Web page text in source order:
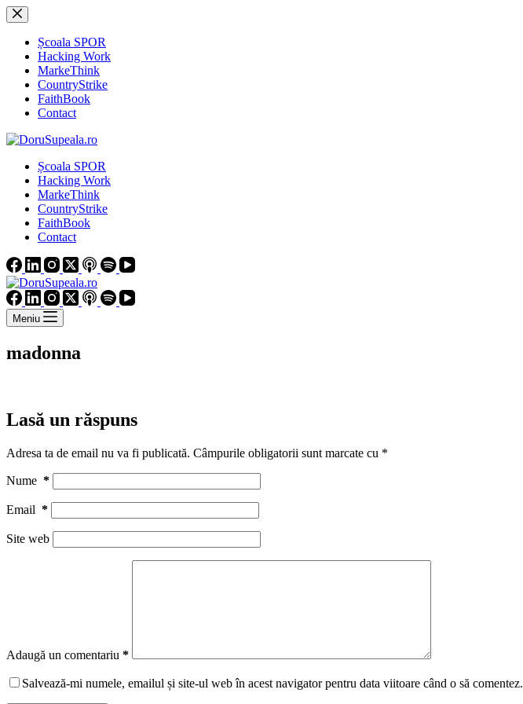
Sari
la
conținutȘcoala SPOR
Hacking Work
MarkeThink
CountryStrike
FaithBook
Contact
Școala SPOR
Hacking Work
MarkeThink
CountryStrike
FaithBook
Contact
Meniu
madonna
Lasă un răspuns
Adresa ta de email nu va fi publicată. Câmpurile obligatorii sunt marcate cu *
Nume *
Email *
Site web
Adaugă un comentariu *
Salvează-mi numele, emailul și site-ul web în acest navigator pentru data viitoare când o să comentez.